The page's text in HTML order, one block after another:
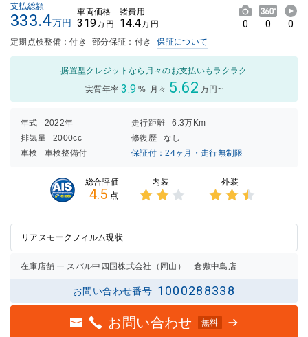
支払総額
333.4万円
車両価格
319万円
諸費用
14.4万円 0 0 0
定期点検整備：付き 部分保証：付き 保証について
据置型クレジットなら月々のお支払いもラクラク
実質年率 3.9 % 月々 5.62 万円~
年式 2022年 走行距離
6.3万Km
排気量
2000cc 修復歴
なし
車検
車検整備付 保証付：24ヶ月・走行無制限
総合評価
4.5 点
内装
2点の
外装
2.5点
リアスモークフィルム現状
在庫店舗 スバル中四国株式会社（岡山） 倉敷中島店
お問い合わせ番号 1000288338
お問い合わせ 無料